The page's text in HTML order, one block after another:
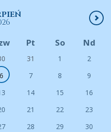
Pt So Nd
31 1
2
6 7 8
9
14 15
16
21 22
23
28 29
30